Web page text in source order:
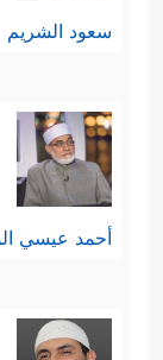
سعود الشريم
أحمد عيسي